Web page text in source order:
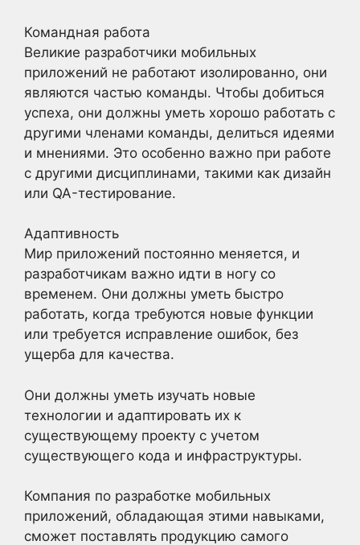
Командная работа
Великие разработчики мобильных
приложений не работают изолированно, они
являются частью команды. Чтобы добиться
успеха, они должны уметь хорошо работать с
другими членами команды, делиться идеями
и мнениями. Это особенно важно при работе
с другими дисциплинами, такими как дизайн
или QA-тестирование.
Адаптивность
Мир приложений постоянно меняется, и
разработчикам важно идти в ногу со
временем. Они должны уметь быстро
работать, когда требуются новые функции
или требуется исправление ошибок, без
ущерба для качества.
Они должны уметь изучать новые
технологии и адаптировать их к
существующему проекту с учетом
существующего кода и инфраструктуры.
Компания по разработке мобильных
приложений, обладающая этими навыками,
сможет поставлять продукцию самого